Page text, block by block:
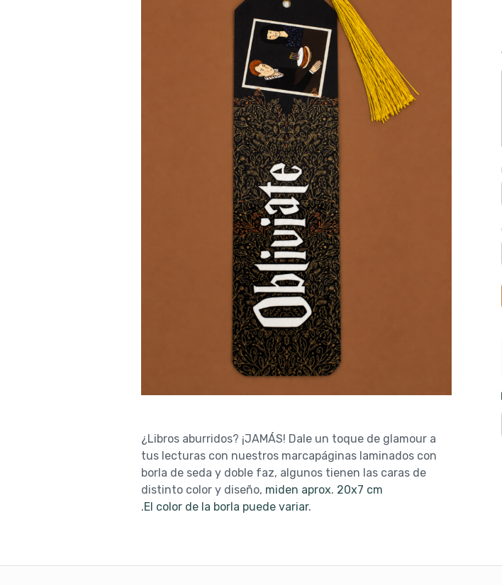
¿Libros aburridos? ¡JAMÁS! Dale un toque de glamour a
tus lecturas con nuestros marcapáginas laminados con
borla de seda y doble faz, algunos tienen las caras de
distinto color y diseño, miden aprox. 20x7 cm
.El color de la borla puede variar.